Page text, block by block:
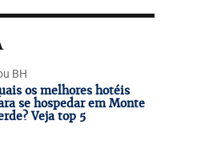
BH
os melhores hotéis
se hospedar em Monte
Veja top 5